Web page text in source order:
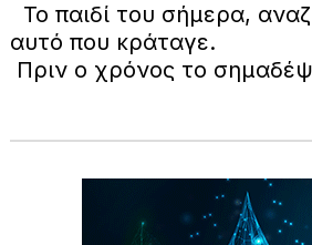
Το παιδί του σήμερα,
αυτό που κράταγε.
Πριν ο χρόνος το